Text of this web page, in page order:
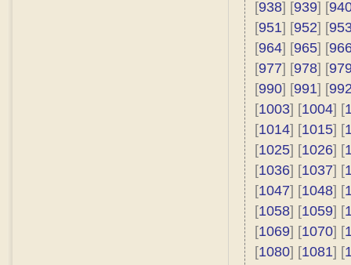
[938] [939] [
[951] [952] [
[964] [965] [
[977] [978] [
[990] [991] [
[1003] [1004] [
[1014] [1015] [
[1025] [1026] [
[1036] [1037] [
[1047] [1048] [
[1058] [1059] [
[1069] [1070] [
[1080] [1081] [